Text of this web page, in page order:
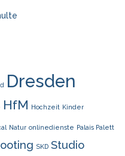
Dresden
HfM Hochzeit Kinder
Natur onlinedienste Palais Palett
SKD Studio